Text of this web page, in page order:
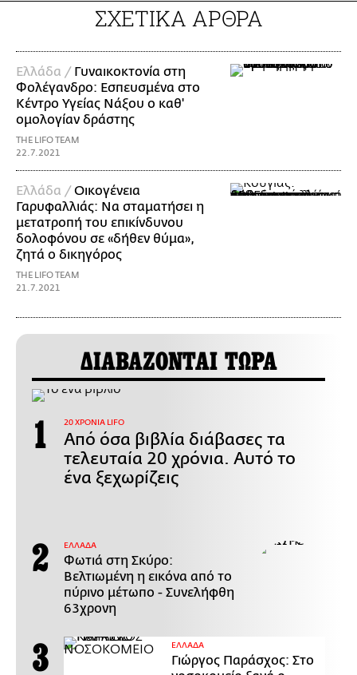
ΣΧΕΤΙΚΑ ΑΡΘΡΑ
Ελλάδα / Γυναικοκτονία στη
Φολέγανδρο: Εσπευσμένα στο
Κέντρο Υγείας Νάξου ο καθ'
ομολογίαν δράστης
THE LIFO TEAM
22.7.2021
Ελλάδα /Οικογένεια
Γαρυφαλλιάς: Να σταματήσει η
μετατροπή του επικίνδυνου
δολοφόνου σε «δήθεν θύμα»,
ζητά ο δικηγόρος
THE LIFO TEAM
21.7.2021
ΔΙΑΒΑΖΟΝΤΑΙ ΤΩΡΑ
20 ΧΡΟΝΙΑ LIFO
Από όσα βιβλία διάβασες τα
τελευταία 20 χρόνια. Αυτό το
ένα ξεχωρίζεις
ΕΛΛΑΔΑ
Φωτιά στη Σκύρο:
Βελτιωμένη η εικόνα από το
πύρινο μέτωπο - Συνελήφθη
63χρονη
ΕΛΛΑΔΑ
Γιώργος Παράσχος: Στο